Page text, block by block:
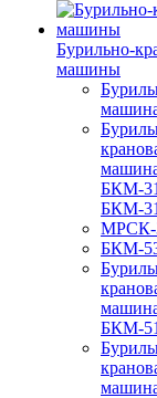
Бурильно-
машины
БКМ-
БКМ-
МРСК-
БКМ-
БКМ-